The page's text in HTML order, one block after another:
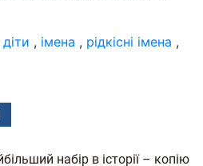
діти , імена , рідкісні імена ,
набір в історії – копію